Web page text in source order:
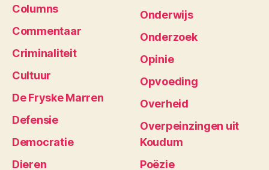
Columns
Commentaar
Criminaliteit
Cultuur
De Fryske Marren
Defensie
Democratie
Dieren
Onderwijs
Onderzoek
Opinie
Opvoeding
Overheid
Overpeinzingen uit
Koudum
Poëzie